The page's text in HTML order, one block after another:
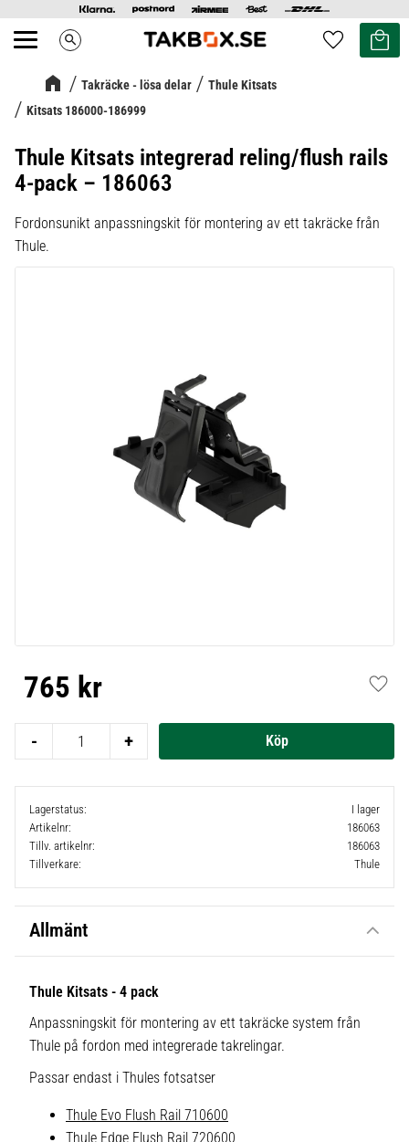
Meny search Favoriter
Kundvagn
Takräcke - lösa delar
Thule Kitsats
Kitsats 186000-186999
Thule Kitsats integrerad reling/flush rails
4-pack – 186063
Fordonsunikt anpassningskit för montering av ett takräcke från
Thule.
765 kr
+
-
Lagerstatus
I lager
Artikelnr
186063
Tillv. artikelnr
186063
Tillverkare
Thule
Allmänt
Thule Kitsats - 4 pack
Anpassningskit för montering av ett takräcke system från
Thule på fordon med integrerade takrelingar.
Passar endast i Thules fotsatser
Thule Evo Flush Rail 710600
Thule Edge Flush Rail 720600